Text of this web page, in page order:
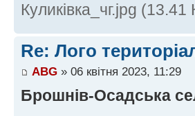
Куликівка_чг.jpg
Re: Лого
ABG » 06 квітня 2023, 11:29
Брошнів-Осадська